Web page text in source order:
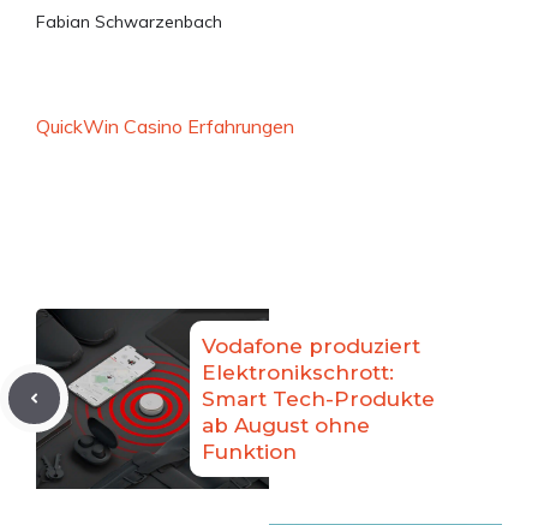
Fabian Schwarzenbach
QuickWin Casino Erfahrungen
Vodafone produziert
Elektronikschrott:
Smart Tech-Produkte
ab August ohne
Funktion